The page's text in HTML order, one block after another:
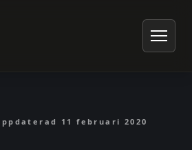
in och redigera en video
11 februari 2020